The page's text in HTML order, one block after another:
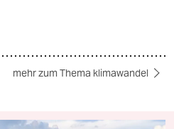
mehr zum Thema klimawandel